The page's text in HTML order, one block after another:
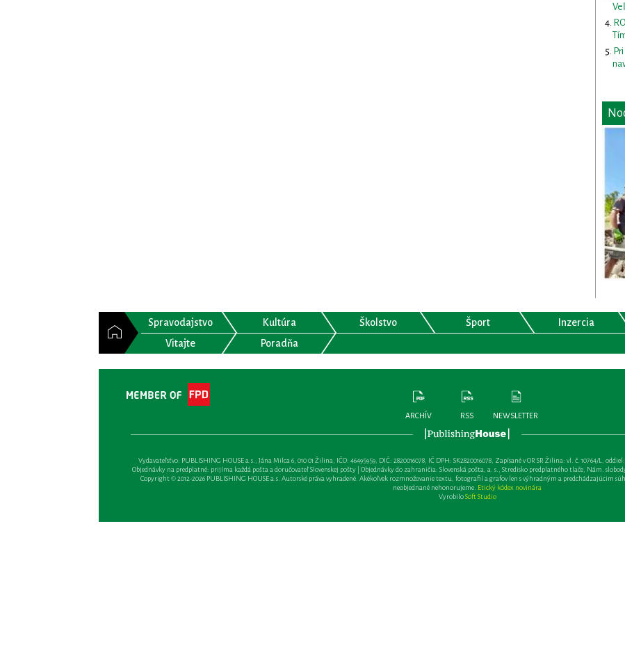
Spravodajstvo Kultúra Školstvo Šport Inzercia
Vitajte
Poradňa
ARCHÍV RSS NEWSLETTER
Vydavateľsťvo: PUBLISHING HOUSE a.s., Jána Milca 6, 010 01 Žilina, IČO: 46495959, DIČ: 2820016078, IČ DPH: SK2820016078, Zapísané v OR SR Žilina: vl. č. 10764/L,
Objednávky na predplatné: prijíma každá pošta a doručovateľ Slovenskej pošty | Objednávky do zahraničia: Slovenská pošta, a. s., Stredisko predplatného tlače, Nám.
Copyright © 2012-2026 PUBLISHING HOUSE a.s. Autorské práva vyhradené. Akékoľvek rozmnožovanie textu, fotografií a grafov len s výhradným a predchádzajúcim
neobjednané nehonorujeme. Etický kódex novinára
VyrobiloSoft Studio